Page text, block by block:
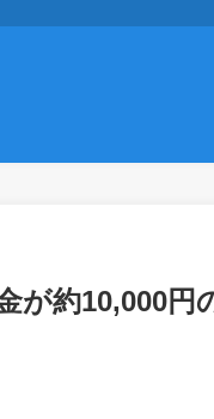
が約10,000円